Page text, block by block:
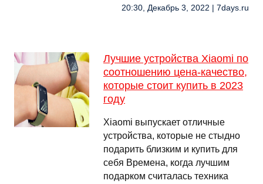
20:30, Декабрь 3, 2022 | 7days.ru
Лучшие устройства Xiaomi по
соотношению цена-качество,
которые стоит купить в 2023
году
Xiaomi выпускает отличные
устройства, которые не стыдно
подарить близким и купить для
себя Времена, когда лучшим
подарком считалась техника